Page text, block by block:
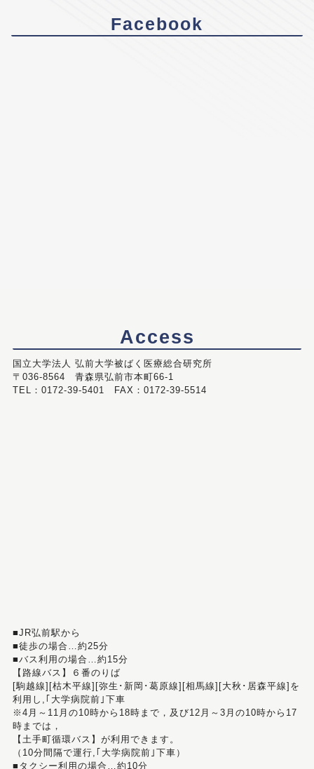
Facebook
Access
国立大学法人 弘前大学被ばく医療総合研究所
〒036-8564 青森県弘前市本町66-1
TEL：0172-39-5401 FAX：0172-39-5514
■JR弘前駅から
■徒歩の場合…約25分
■バス利用の場合…約15分
【路線バス】６番のりば
[駒越線][枯木平線][弥生･新岡･葛原線][相馬線][大秋･居森平線]を
利用し,｢大学病院前｣下車
※4月～11月の10時から18時まで，及び12月～3月の10時から17
時までは，
【土手町循環バス】が利用できます。
（10分間隔で運行,｢大学病院前｣下車）
■タクシー利用の場合…約10分